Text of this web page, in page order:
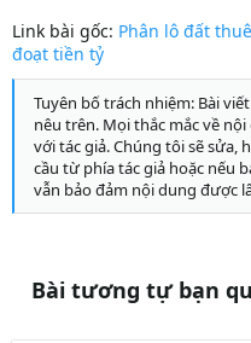
Link bài gốc: Phân lô đất
đoạt tiền tỷ
Tuyên bố trách nhiệm: Bài
nêu trên. Mọi thắc mắc về
với tác giả. Chúng tôi sẽ sửa,
cầu từ phía tác giả hoặc nếu
vẫn bảo đảm nội dung được
Bài tương tự bạn